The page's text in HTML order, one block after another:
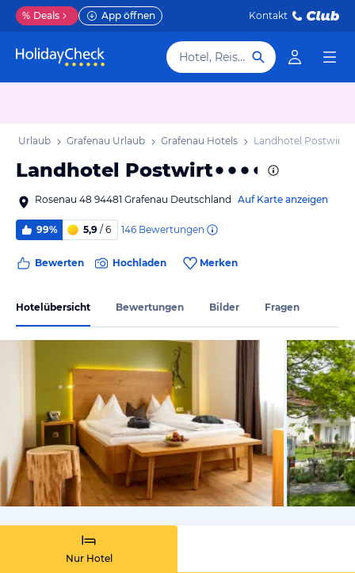
% Deals App öffnen Kontakt
Hotel, Reiseziel
Urlaub Grafenau Urlaub Grafenau Hotels Landhotel Postwirt
Landhotel Postwirt
Rosenau 48 94481 Grafenau Deutschland Auf Karte anzeigen
99% 5,9 / 6 146 Bewertungen
Bewerten Hochladen Merken
Hotelübersicht Bewertungen Bilder Fragen
vom
Nur Hotel